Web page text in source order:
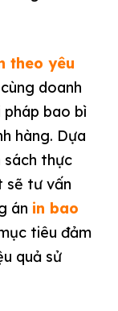
theo yêu
doanh
bao bì
hàng. Dựa
sách thực
sẽ tư vấn
án in bao
tiêu đảm
quả sử